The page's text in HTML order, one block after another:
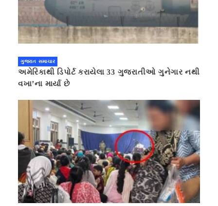
ગુજરાત સમાચાર
અમેરિકાથી ડિપોર્ટ કરાયેલા 33 ગુજરાતીઓ ગુનેગાર નથી
વખા’ના માર્યા છે